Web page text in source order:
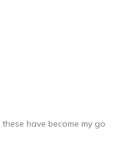
have become my go